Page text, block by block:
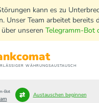
kann es zu
Unser Team arbeitet bereits
unseren Telegramm-Bot
WÄHRUNGSAUSTAUSCH
Bot Austauschen beginnen